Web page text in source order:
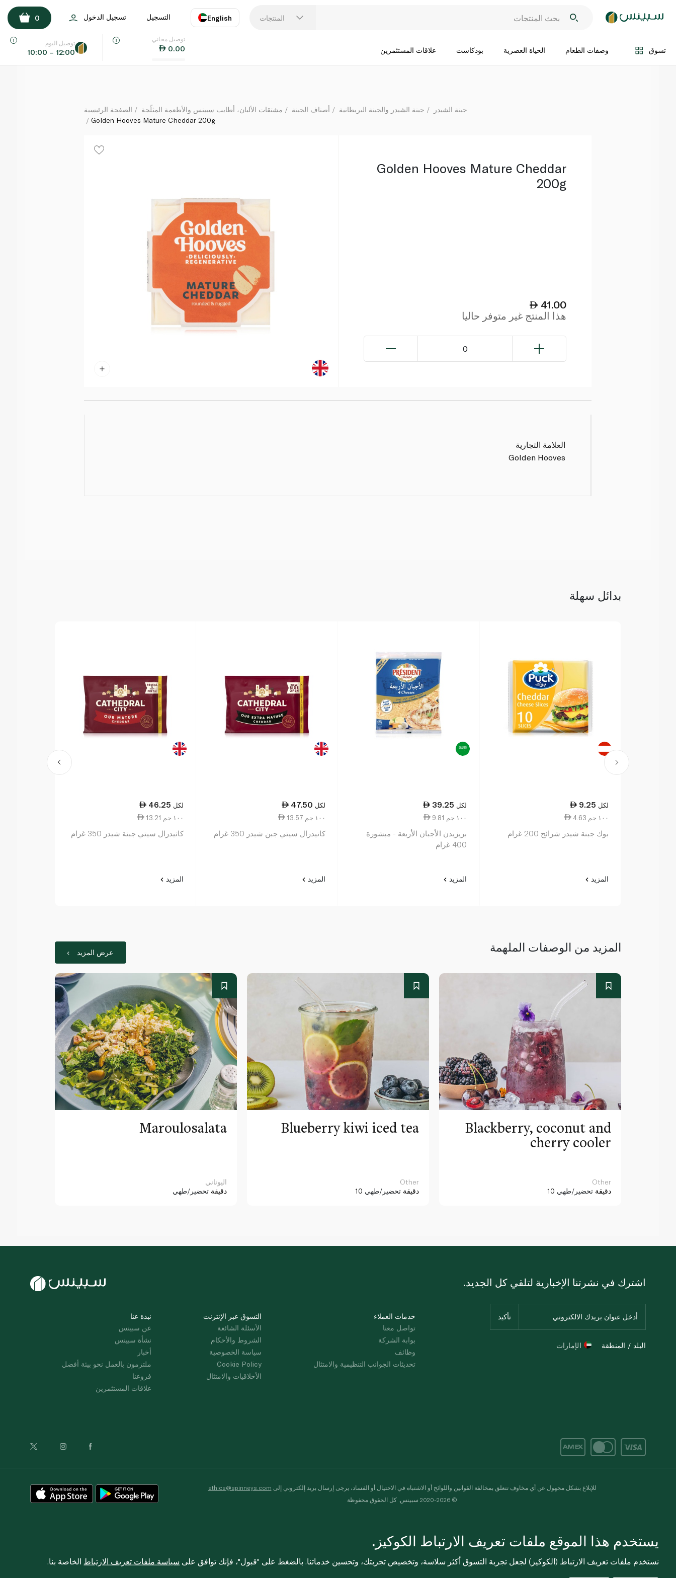
المنتجات English
اللغة
التسجيل تسجيل الدخول 0
تسوق وصفات الطعام الحياة العصرية بودكاست علاقات المستثمرين
توصيل مجاني
0.00
توصيل اليوم
10:00 – 12:00
اضف الى السلة
الصفحة الرئيسية مشتقات الألبان، أطايب سبينس والأطعمة المثلّجة أصناف الجبنة جبنة الشيدر والجبنة البريطانية
جبنة الشيدر
Golden Hooves Mature Cheddar 200g
Golden Hooves Mature Cheddar
200g
41.00
هذا المنتج غير متوفر حاليا
0
العلامة التجارية
Golden Hooves
بدائل سهلة
9.25 لكل
4.63 ١٠٠ جم
بوك جبنة شيدر شرائح 200 غرام
المزيد
39.25 لكل
9.81 ١٠٠ جم
بريزيدن الأجبان الأربعة - مبشورة
400 غرام
المزيد
47.50 لكل
13.57 ١٠٠ جم
كاتيدرال سيتي جبن شيدر 350 غرام
المزيد
46.25 لكل
13.21 ١٠٠ جم
كاثيدرال سيتي جبنة شيدر 350 غرام
المزيد
المزيد من الوصفات الملهمة عرض المزيد
Maroulosalata
اليوناني
دقيقة تحضير/طهي
Blueberry kiwi iced tea
Other
10 دقيقة تحضير/طهي
Blackberry, coconut and
cherry cooler
Other
10 دقيقة تحضير/طهي
نبذة عنا
عن سبينس
نشأة سبينس
أخبار
ملتزمون بالعمل نحو بيئة أفضل
فروعنا
علاقات المستثمرين
التسوق عبر الإنترنت
الأسئلة الشائعة
الشروط والأحكام
سياسة الخصوصية
Cookie Policy
الأخلاقيات والامتثال
خدمات العملاء
تواصل معنا
بوابة الشركة
وظائف
تحديثات الجوانب التنظيمية والامتثال
اشترك في نشرتنا الإخبارية لتلقي كل الجديد.
البلد / المنطقة الإمارات
للإبلاغ بشكل مجهول عن أي مخاوف تتعلق بمخالفة القوانين واللوائح أو الاشتباه في الاحتيال أو الفساد، يرجى إرسال بريد إلكتروني إلى ethics@spinneys.com
© 2020-2026 سبينس. كل الحقوق محفوظة
يستخدم هذا الموقع ملفات تعريف الارتباط الكوكيز.
نستخدم ملفات تعريف الارتباط (الكوكيز) لجعل تجربة التسوق أكثر سلاسة، وتخصيص تجربتك، وتحسين خدماتنا. بالضغط على "قبول"، فإنك توافق على سياسة ملفات تعريف الارتباط الخاصة بنا.